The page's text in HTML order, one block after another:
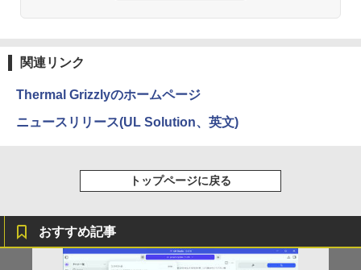
関連リンク
Thermal Grizzlyのホームページ
ニュースリリース(UL Solution、英文)
トップページに戻る
おすすめ記事